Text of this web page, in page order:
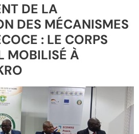
DE LA
DES MÉCANISMES
: LE CORPS
MOBILISÉ À